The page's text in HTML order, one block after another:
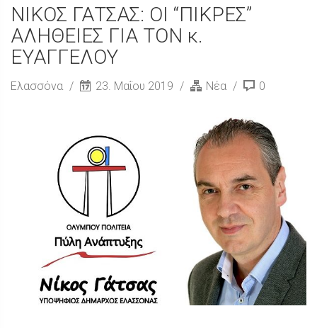
ΝΙΚΟΣ ΓΑΤΣΑΣ: ΟΙ “ΠΙΚΡΕΣ”
ΑΛΗΘΕΙΕΣ ΓΙΑ ΤΟΝ κ.
ΕΥΑΓΓΕΛΟΥ
Ελασσόνα 23. Μαΐου 2019 Νέα 0